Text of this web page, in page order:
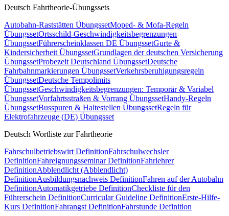
Deutsch Fahrtheorie-Übungssets
Autobahn-Raststätten ÜbungssetMoped- & Mofa-Regeln
ÜbungssetOrtsschild-Geschwindigkeitsbegrenzungen
ÜbungssetFührerscheinklassen DE ÜbungssetGurte &
Kindersicherheit ÜbungssetGrundlagen der deutschen Versicherung
ÜbungssetProbezeit Deutschland ÜbungssetDeutsche
Fahrbahnmarkierungen ÜbungssetVerkehrsberuhigungsregeln
ÜbungssetDeutsche Tempolimits
ÜbungssetGeschwindigkeitsbegrenzungen: Temporär & Variabel
ÜbungssetVorfahrtsstraßen & Vorrang ÜbungssetHandy-Regeln
ÜbungssetBusspuren & Haltestellen ÜbungssetRegeln für
Elektrofahrzeuge (DE) Übungsset
Deutsch Wortliste zur Fahrtheorie
Fahrschulbetriebswirt DefinitionFahrschulwechsler
DefinitionFahreignungsseminar DefinitionFahrlehrer
DefinitionAbblendlicht (Abblendlicht)
DefinitionAusbildungsnachweis DefinitionFahren auf der Autobahn
DefinitionAutomatikgetriebe DefinitionCheckliste für den
Führerschein DefinitionCurricular Guideline DefinitionErste-Hilfe-
Kurs DefinitionFahrangst DefinitionFahrstunde Definition